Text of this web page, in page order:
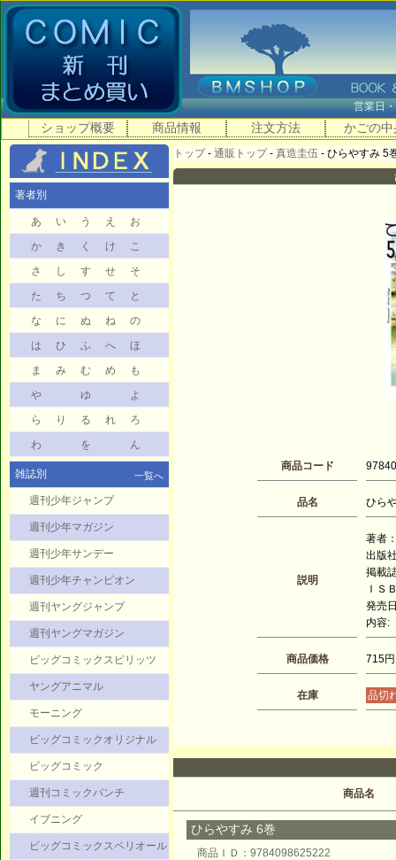
営業
ショップ概要 商品情報 注文方法 かごの中
著者別
あ い う え
お
か
き く け
こ
さ
し す せ
そ
た
ち つ て
と
な
に ぬ ね
の
は
ひ ふ へ
ほ
ま
み む め
も
や
ゆ
よ
ら
り る れ
ろ
わ
を ん
雑誌別 一覧へ
週刊少年ジャンプ
週刊少年マガジン
週刊少年サンデー
週刊少年チャンピオン
週刊ヤングジャンプ
週刊ヤングマガジン
ビッグコミックスピリッツ
ヤングアニマル
モーニング
ビッグコミックオリジナル
ビッグコミック
週刊コミックバンチ
イブニング
ビッグコミックスペリオール
トップ- 通販トップ- 真造圭伍 - ひらやすみ 5
商品コード
品名 ひら
説明
著者
出版
掲載
ＩＳ
発売
内容:
商品価格 715円
在庫 品切
商品名
ひらやすみ 6巻
商品ＩＤ：9784098625222